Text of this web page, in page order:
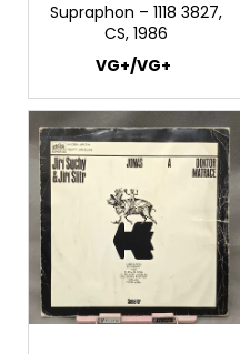
Supraphon ‎– 1118 3827,
CS, 1986
VG+/VG+